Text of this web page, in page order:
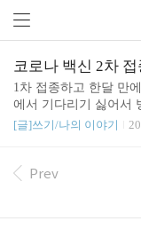
코로나 백신 2차 접
1차 접종하고 한달 만
에서 기다리기 싫어서
관련글 : https://
두달 채워서 주사를 맞
[글]쓰기/나의 이야기
Prev